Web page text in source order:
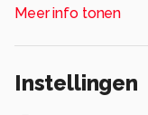
Alle rechten voorbehouden
Meer info tonen
Instellingen